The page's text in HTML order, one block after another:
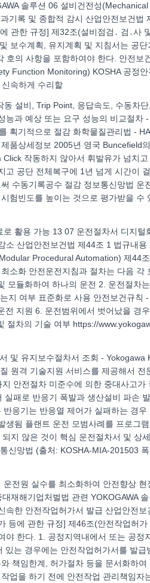
솔루션 06 설비건전성
기록 및 종합적 감시 산업안전보건법
관한 규정] 제32조(설비점검․ 검․사
보수계획, 유지계획 및 지침서는 공단
호의 사항을 포함하여야 한다. 안전보
Function Monitoring) KOSHA 공정안
속하게 수리할
설비, Trip Point, 응답속도, 수동차
능과 예상 또는 요구 성능의 비교절차
획기적으로 절감 화학물질관리법 -
품상세정보 2005년 영국 Buncefield
작동하지 않아서 휘발유가 넘치
공단 전체복구에 1년 넘게 시간이
수동기록공수 절감 정보통신망법 운
험빈도를 높이는 것으로 평가받을 수
활용 가능 13 07 운전절차서 디지털
소 산업안전보건법 제44조 1 법규내
Procedural Automation) 제44
소화 안전운전지침과 절차는 다음 각
모듈화하여 하나의 운전 2. 운전절차
지 여부 표준화로 사용 안전보건규칙
지원 6. 운전범위에서 벗어났을 경
차의 기술 여부 https://
및 유지보수절차서 조회 - Yokogawa
원격 기술지원 서비스를 제공해서 전
안전절차 미준수에 의한 중대사고가
패로 반응기 폭발과 생산설비 파손
응기는 반응열 제어가 실패하는 경우
됨 플랜트 운전 모범사례를 프로그
지 않은 것이 핵심 운전절차서 및 상
신망법 (출처: KOSHA-MIA-201503 폭
전원 실수를 최소화하여 안전향상 현
재해기업처벌법 관련 YOKOGAWA
한 안전작업허가서 발급 산업안전보
등에 관한 규정] 제46조(안전작업허
한다. 1. 공정지역내에서 또는 공정
는 경우에는 안전작업허가서를 발급
책임한계, 허가절차 등을 문서화하여
업을 하기 전에 안전작업 관리책임자